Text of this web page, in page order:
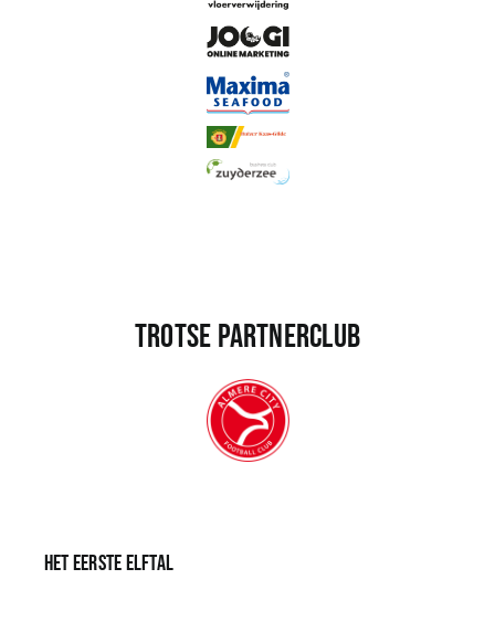
Trotse partnerclub
Het eerste elftal